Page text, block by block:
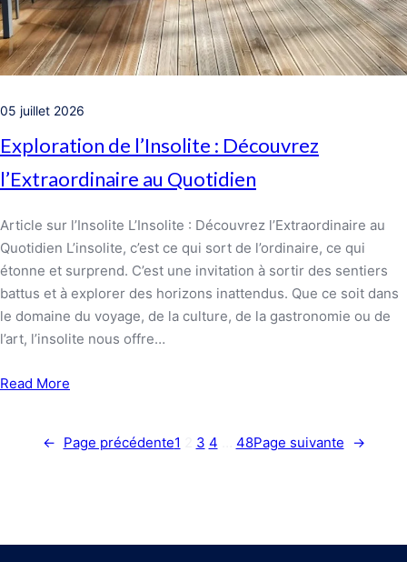
05 juillet 2026
Exploration de l’Insolite : Découvrez
l’Extraordinaire au Quotidien
Article sur l’Insolite L’Insolite : Découvrez l’Extraordinaire au
Quotidien L’insolite, c’est ce qui sort de l’ordinaire, ce qui
étonne et surprend. C’est une invitation à sortir des sentiers
battus et à explorer des horizons inattendus. Que ce soit dans
le domaine du voyage, de la culture, de la gastronomie ou de
l’art, l’insolite nous offre…
Read More
← Page précédente1 3 4 48Page suivante →